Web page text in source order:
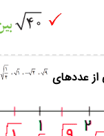
از عددهای